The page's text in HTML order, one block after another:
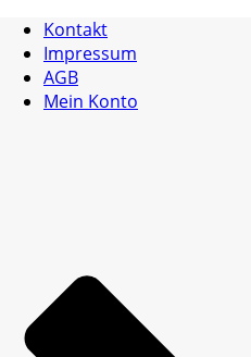
Kontakt
Impressum
AGB
Mein Konto